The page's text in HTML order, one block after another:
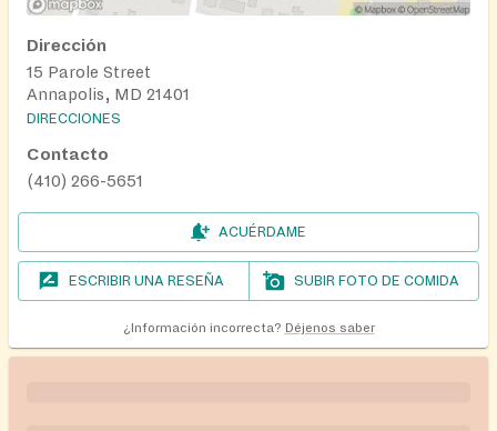
Dirección
15 Parole Street
Annapolis, MD 21401
DIRECCIONES
Contacto
(410) 266-5651
ACUÉRDAME
ESCRIBIR UNA RESEÑA SUBIR FOTO DE COMIDA
¿Información incorrecta? Déjenos saber